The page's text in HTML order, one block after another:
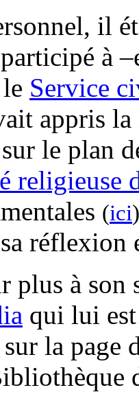
il
à
Service
appris
le plan
religieuse
(ici)
réflexion
plus à son
qui lui est
la page